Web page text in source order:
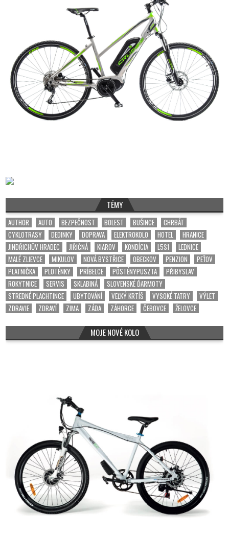
TÉMY
AUTHOR AUTO BEZPEČNOST BOLEST BUŠINCE
CHRBÁT
CYKLOTRASY
DEDINKY DOPRAVA ELEKTROKOLO HOTEL
HRANICE
JINDŘICHŮV HRADEC
JIŘIČNÁ KIAROV KONDÍCIA L5S1
LEDNICE
MALÉ ZLIEVCE
MIKULOV NOVÁ BYSTŘICE OBECKOV PENZION
PEŤOV
PLATNIČKA
PLOTÉNKY PRÍBELCE PÖSTÉNYPUSZTA
PŘIBYSLAV
ROKYTNICE
SERVIS SKLABINÁ
SLOVENSKÉ ĎARMOTY
STREDNÉ PLACHTINCE
UBYTOVÁNÍ VEĽKÝ KRTÍŠ VYSOKÉ TATRY
VÝLET
ZDRAVIE
ZDRAVÍ ZIMA ZÁDA ZÁHORCE ČEBOVCE ŽELOVCE
MOJE NOVÉ KOLO